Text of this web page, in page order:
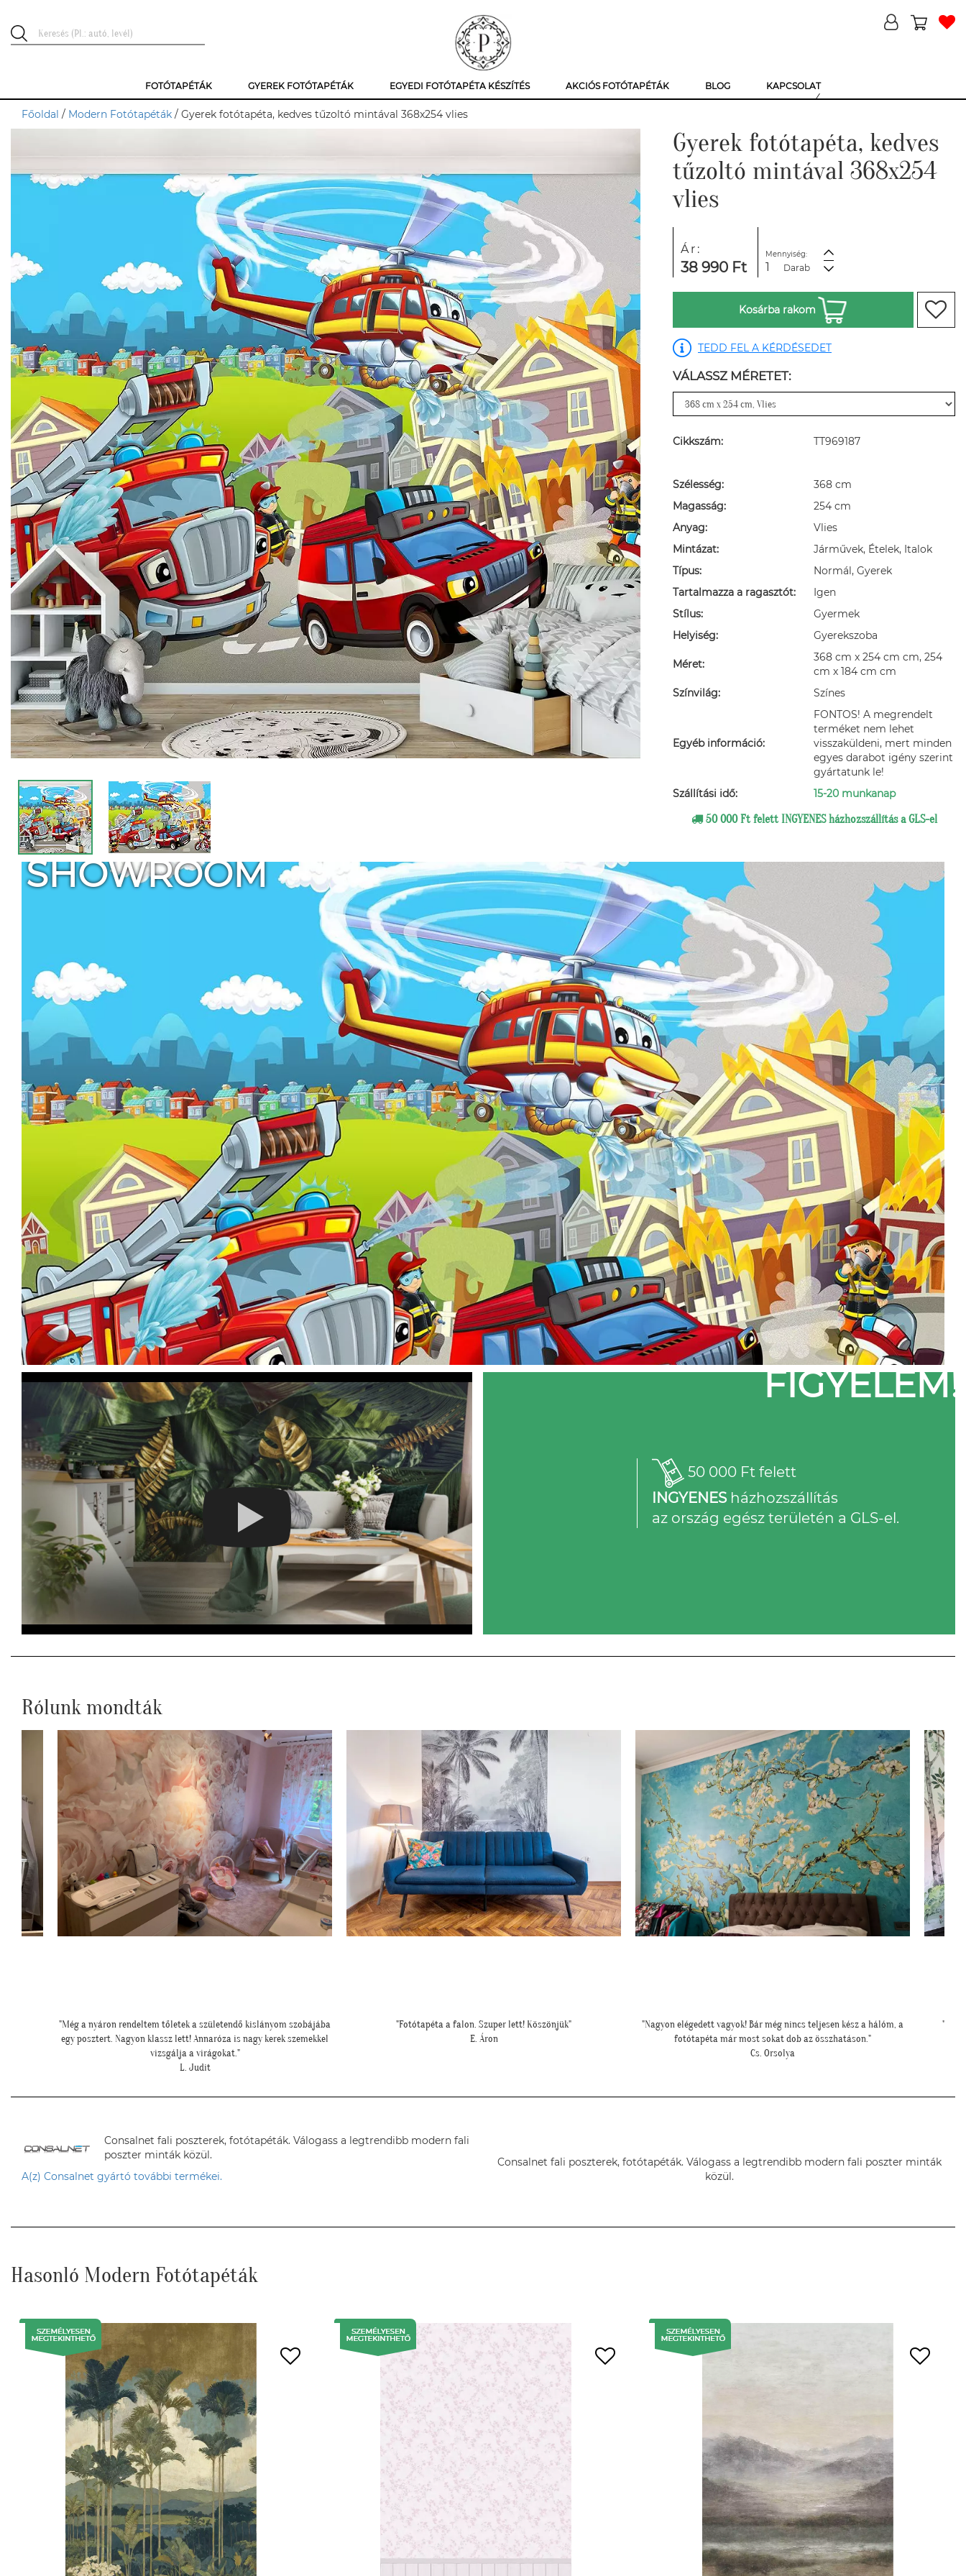
FOTÓTAPÉTÁK GYEREK FOTÓTAPÉTÁK EGYEDI FOTÓTAPÉTA KÉSZÍTÉS AKCIÓS FOTÓTAPÉTÁK BLOG KAPCSOLAT
Főoldal / Modern Fotótapéták / Gyerek fotótapéta, kedves tűzoltó mintával 368x254 vlies
Gyerek fotótapéta, kedves
tűzoltó mintával 368x254
vlies
Ár:
38 990 Ft
Mennyiség:
Darab
Kosárba rakom
TEDD FEL A KÉRDÉSEDET
VÁLASSZ MÉRETET:
Cikkszám: TT969187
Szélesség:
368 cm
Magasság:
254 cm
Anyag:
Vlies
Mintázat:
Járművek, Ételek, Italok
Típus:
Normál, Gyerek
Tartalmazza a ragasztót:
Igen
Stílus:
Gyermek
Helyiség:
Gyerekszoba
Méret:
368 cm x 254 cm cm, 254
cm x 184 cm cm
Színvilág:
Színes
Egyéb információ:
FONTOS! A megrendelt
terméket nem lehet
visszaküldeni, mert minden
egyes darabot igény szerint
gyártatunk le!
Szállítási idő:
15-20 munkanap
50 000 Ft felett INGYENES házhozszállítás a GLS-el
SHOWROOM
FIGYELEM!
50 000 Ft felett
INGYENESházhozszállítás
az ország egész területén a GLS-el.
Rólunk mondták
"Fotótapéta a falon. Szuper lett! Köszönjük"
E. Áron
"Nagyon elégedett vagyok! Bár még nincs teljesen kész a hálóm, a
fotótapéta már most sokat dob az összhatáson."
"Nagyon szuper lett a fotótapéta. Köszönjük még egyszer :)"
T. Péter
Consalnet fali poszterek, fotótapéták. Válogass a legtrendibb modern fali
poszter minták közül.
A(z) Consalnet gyártó további termékei.
Consalnet fali poszterek, fotótapéták. Válogass a legtrendibb modern fali poszter minták
közül.
Hasonló Modern Fotótapéták